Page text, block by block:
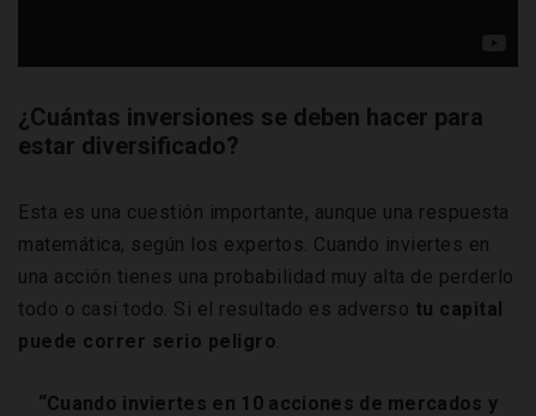
¿Cuántas inversiones se deben hacer para
estar diversificado?
Esta es una cuestión importante, aunque una respuesta
matemática, según los expertos. Cuando inviertes en
una acción tienes una probabilidad muy alta de perderlo
todo o casi todo. Si el resultado es adverso tu capital
puede correr serio peligro.
“Cuando inviertes en 10 acciones de mercados y